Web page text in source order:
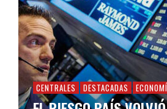
CENTRALES DESTACADAS